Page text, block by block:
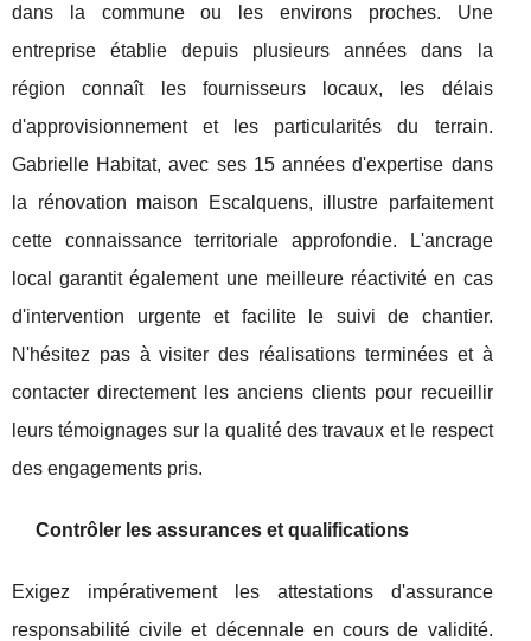
dans la commune ou les environs proches. Une
entreprise établie depuis plusieurs années dans la
région connaît les fournisseurs locaux, les délais
d'approvisionnement et les particularités du terrain.
Gabrielle Habitat, avec ses 15 années d'expertise dans
la rénovation maison Escalquens, illustre parfaitement
cette connaissance territoriale approfondie. L'ancrage
local garantit également une meilleure réactivité en cas
d'intervention urgente et facilite le suivi de chantier.
N'hésitez pas à visiter des réalisations terminées et à
contacter directement les anciens clients pour recueillir
leurs témoignages sur la qualité des travaux et le respect
des engagements pris.
Contrôler les assurances et qualifications
Exigez impérativement les attestations d'assurance
responsabilité civile et décennale en cours de validité.